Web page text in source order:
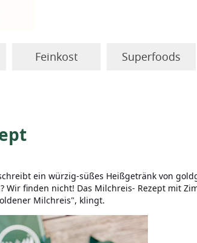
Feinkost
Superfoods
ein würzig-süßes Heißgetränk von
finden nicht! Das Milchreis- Rezept mit
Milchreis", klingt.